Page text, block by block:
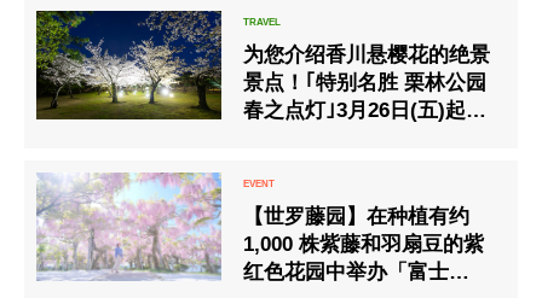
为您介绍香川悬樱花的绝景
景点！｢特别名胜 栗林公园
春之点灯｣3月26日(五)起展
【世罗藤园】在种植有约
1,000 株紫藤和羽扇豆的紫
红色花园中举办「富士